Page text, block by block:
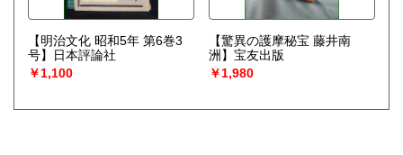
【明治文化 昭和5年 第6巻3
号】日本評論社
￥1,100
【驚異の護摩秘宝 藤井南
洲】宝友出版
￥1,980